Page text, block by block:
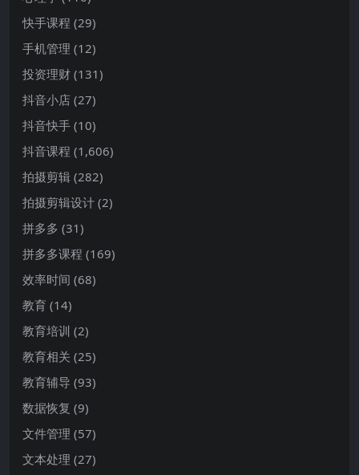
快手课程 (29)
手机管理 (12)
投资理财 (131)
抖音小店 (27)
抖音快手 (10)
抖音课程 (1,606)
拍摄剪辑 (282)
拍摄剪辑设计 (2)
拼多多 (31)
拼多多课程 (169)
效率时间 (68)
教育 (14)
教育培训 (2)
教育相关 (25)
教育辅导 (93)
数据恢复 (9)
文件管理 (57)
文本处理 (27)